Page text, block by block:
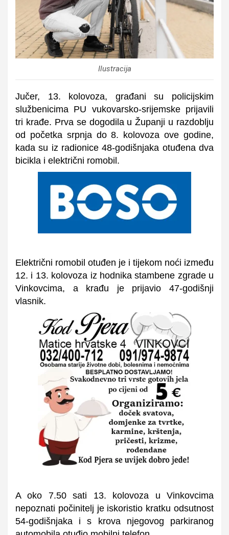
Ilustracija
Jučer, 13. kolovoza, građani su policijskim
službenicima PU vukovarsko-srijemske prijavili
tri krađe. Prva se dogodila u Županji u razdoblju
od početka srpnja do 8. kolovoza ove godine,
kada su iz radionice 48-godišnjaka otuđena dva
bicikla i električni romobil.
Električni romobil otuđen je i tijekom noći između
12. i 13. kolovoza iz hodnika stambene zgrade u
Vinkovcima, a krađu je prijavio 47-godišnji
vlasnik.
A oko 7.50 sati 13. kolovoza u Vinkovcima
nepoznati počinitelj je iskoristio kratku odsutnost
54-godišnjaka i s krova njegovog parkiranog